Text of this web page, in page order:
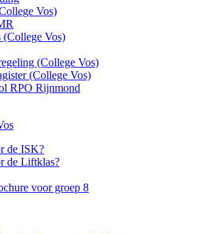
Vos)
(College Vos)
(College Vos)
(College Vos)
RPO Rijnmond
de ISK?
de Liftklas?
voor groep 8